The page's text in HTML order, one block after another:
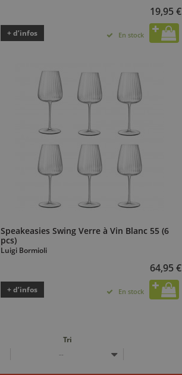
19,95 €
+ d’infos En stock
Speakeasies Swing Verre à Vin Blanc 55 (6
pcs)
Luigi Bormioli
64,95 €
+ d’infos En stock
Tri
--